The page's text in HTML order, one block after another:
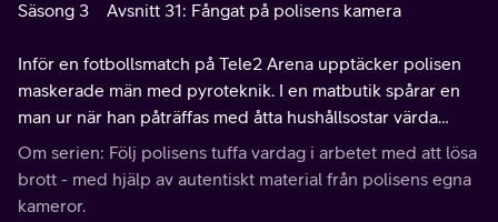
Säsong 3 Avsnitt 31: Fångat på polisens kamera
Inför en fotbollsmatch på Tele2 Arena upptäcker polisen
maskerade män med pyroteknik. I en matbutik spårar en
man ur när han påträffas med åtta hushållsostar värda
1500 kronor. Hans hot och sparkar gör att det eskalerar till
rån.
Om serien: Följ polisens tuffa vardag i arbetet med att lösa
brott - med hjälp av autentiskt material från polisens egna
kameror.